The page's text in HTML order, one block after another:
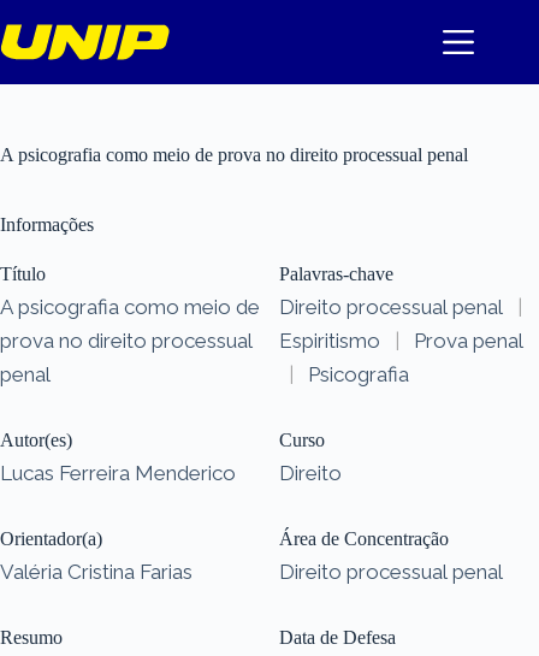
para
o
A psicografia como meio de prova no direito processual penal
Informações
Título
A psicografia como meio de
prova no direito processual
penal
Autor(es)
Lucas Ferreira Menderico
Orientador(a)
Valéria Cristina Farias
Resumo
Palavras-chave
Direito processual penal
|
Espiritismo
|
Prova penal
|
Psicografia
Curso
Direito
Área de Concentração
Direito processual penal
Data de Defesa